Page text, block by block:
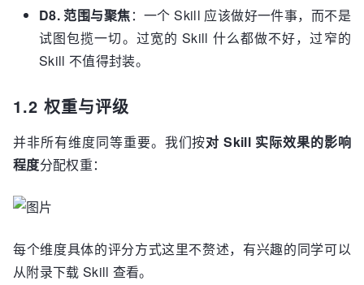
D8. 范围与聚焦：一个 Skill 应该做好一件事，而不是
试图包揽一切。过宽的 Skill 什么都做不好，过窄的
Skill 不值得封装。
1.2 权重与评级
并非所有维度同等重要。我们按对 Skill 实际效果的影响
程度分配权重：
每个维度具体的评分方式这里不赘述，有兴趣的同学可以
从附录下载 Skill 查看。